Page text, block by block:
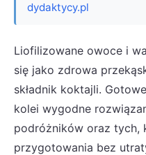
dydaktycy.pl
Liofilizowane owoce i
się jako zdrowa
składnik koktajli.
kolei wygodne
podróżników oraz tych,
przygotowania bez